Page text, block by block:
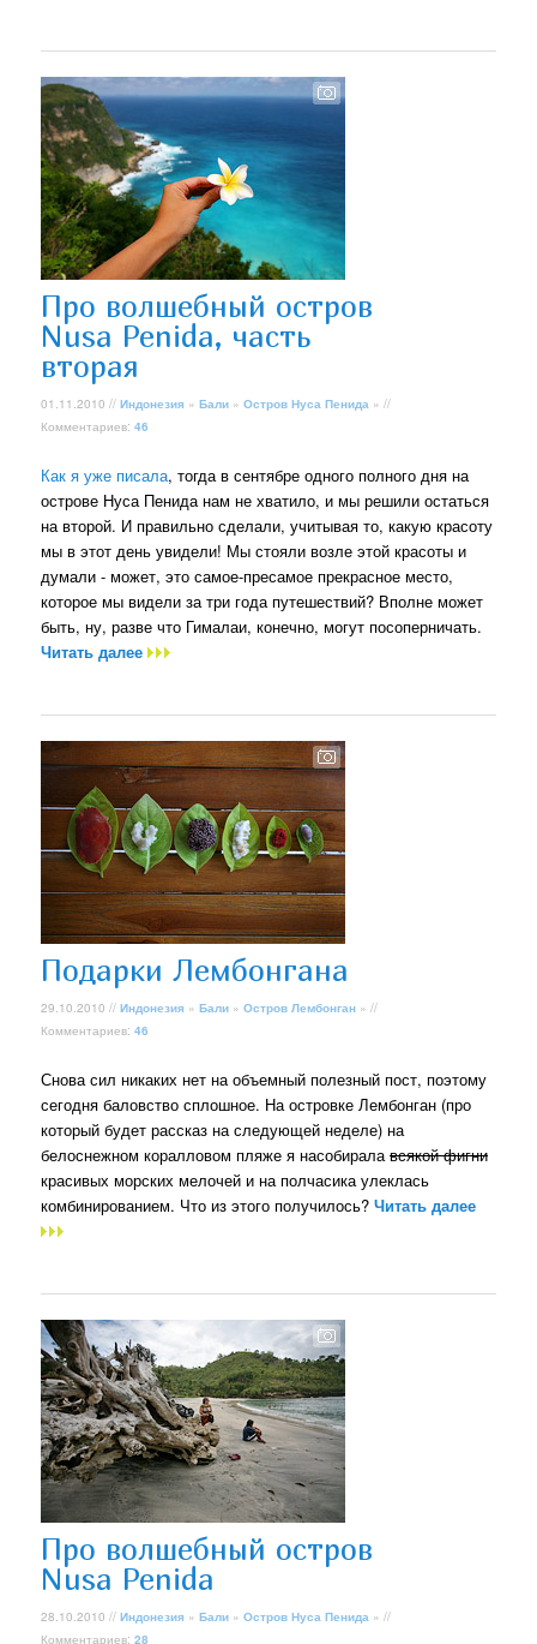
Про волшебный остров
Nusa Penida, часть
вторая
01.11.2010 //Индонезия »Бали »Остров Нуса Пенида » //
Комментариев:46
Как я уже писала, тогда в сентябре одного полного дня на
острове Нуса Пенида нам не хватило, и мы решили остаться
на второй. И правильно сделали, учитывая то, какую красоту
мы в этот день увидели! Мы стояли возле этой красоты и
думали - может, это самое-пресамое прекрасное место,
которое мы видели за три года путешествий? Вполне может
быть, ну, разве что Гималаи, конечно, могут посоперничать.
Читать далее
Подарки Лембонгана
29.10.2010 //Индонезия »Бали »Остров Лембонган » //
Комментариев:46
Снова сил никаких нет на объемный полезный пост, поэтому
сегодня баловство сплошное. На островке Лембонган (про
который будет рассказ на следующей неделе) на
белоснежном коралловом пляже я насобиралавсякой фигни
красивых морских мелочей и на полчасика улеклась
комбинированием. Что из этого получилось?Читать далее
Про волшебный остров
Nusa Penida
28.10.2010 //Индонезия »Бали »Остров Нуса Пенида » //
Комментариев:28